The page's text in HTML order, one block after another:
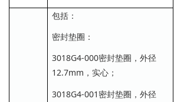
包括：
密封垫圈：
3018G4-000密封垫圈，外径
12.7mm，实心；
3018G4-001密封垫圈，外径